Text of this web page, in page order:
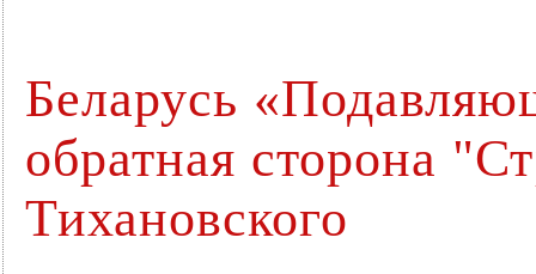
Беларусь
обратная сторона
Тихановского